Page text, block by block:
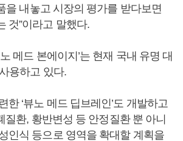
을 내놓고 시장의 평가를 받다보면
것”이라고 말했다.
메드 본에이지’는 현재 국내 유명 대
용하고 있다.
한 ‘뷰노 메드 딥브레인’도 개발하고
질환, 황반변성 등 안정질환 뿐 아니
인식 등으로 영역을 확대할 계획을